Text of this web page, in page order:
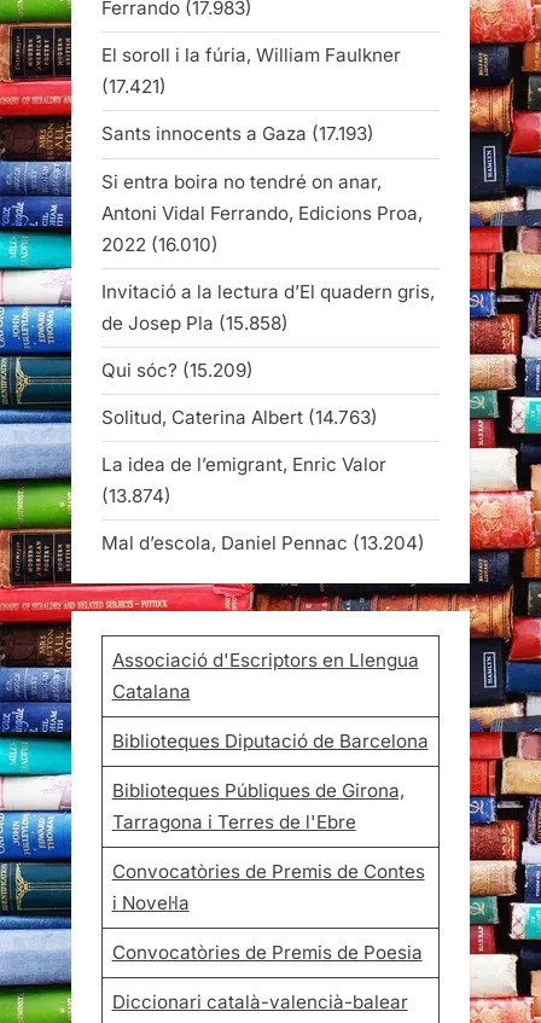
Ferrando (17.983)
El soroll i la fúria, William Faulkner
(17.421)
Sants innocents a Gaza (17.193)
Si entra boira no tendré on anar,
Antoni Vidal Ferrando, Edicions Proa,
2022 (16.010)
Invitació a la lectura d’El quadern gris,
de Josep Pla (15.858)
Qui sóc? (15.209)
Solitud, Caterina Albert (14.763)
La idea de l’emigrant, Enric Valor
(13.874)
Mal d’escola, Daniel Pennac (13.204)
Associació d'Escriptors en Llengua
Catalana
Biblioteques Diputació de Barcelona
Biblioteques Públiques de Girona,
Tarragona i Terres de l'Ebre
Convocatòries de Premis de Contes
i Novel·la
Convocatòries de Premis de Poesia
Diccionari català-valencià-balear